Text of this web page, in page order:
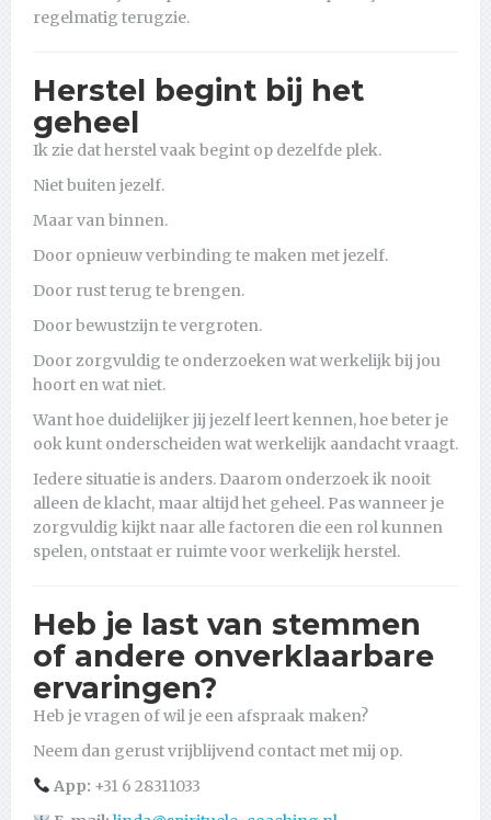
regelmatig terugzie.
Herstel begint bij het
geheel
Ik zie dat herstel vaak begint op dezelfde plek.
Niet buiten jezelf.
Maar van binnen.
Door opnieuw verbinding te maken met jezelf.
Door rust terug te brengen.
Door bewustzijn te vergroten.
Door zorgvuldig te onderzoeken wat werkelijk bij jou
hoort en wat niet.
Want hoe duidelijker jij jezelf leert kennen, hoe beter je
ook kunt onderscheiden wat werkelijk aandacht vraagt.
Iedere situatie is anders. Daarom onderzoek ik nooit
alleen de klacht, maar altijd het geheel. Pas wanneer je
zorgvuldig kijkt naar alle factoren die een rol kunnen
spelen, ontstaat er ruimte voor werkelijk herstel.
Heb je last van stemmen
of andere onverklaarbare
ervaringen?
Heb je vragen of wil je een afspraak maken?
Neem dan gerust vrijblijvend contact met mij op.
App: +31 6 28311033